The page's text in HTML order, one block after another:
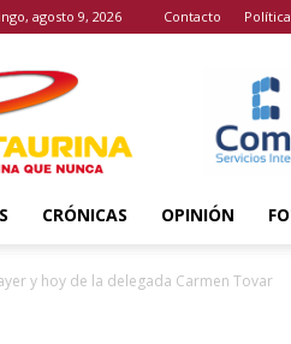
agosto 9, 2026 Contacto
CRÓNICAS OPINIÓN
y hoy de la delegada Carmen Tovar